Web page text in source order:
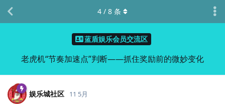
蓝盾娱乐会员交流区
老虎机“节奏加速点”判断——抓住奖励前的微妙变化
4 / 8 条
娱乐城社区 11 5月